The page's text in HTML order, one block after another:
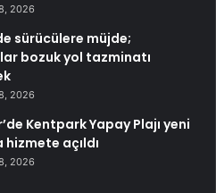
2026
sürücülere müjde;
bozuk yol tazminatı
2026
Kentpark Yapay Plajı yeni
hizmete açıldı
2026